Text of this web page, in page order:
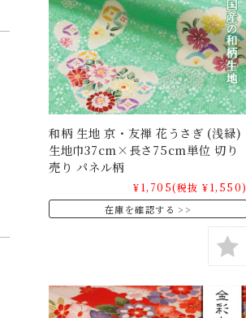
和柄 生地 京・友禅 花うさぎ (浅緑)
生地巾37cm×長さ75cm単位 切り
売り パネル柄
¥1,705(税抜 ¥1,550)
在庫を確認する